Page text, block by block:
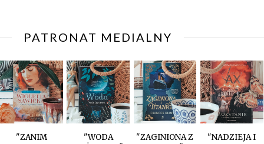
PATRONAT MEDIALNY
"ZANIM
"WODA
"ZAGINIONA Z
"NADZIEJA I